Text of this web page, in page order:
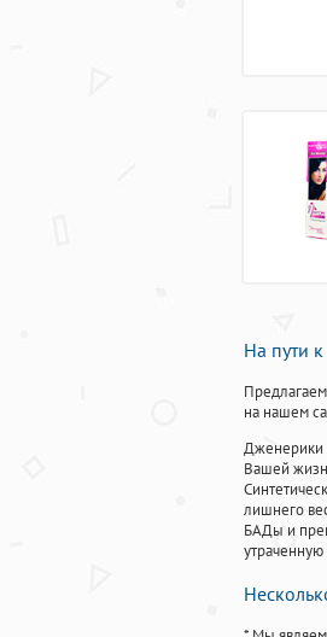
На пути
на нашем
Дженерики
Вашей
лишнего
БАДы и
утраченную